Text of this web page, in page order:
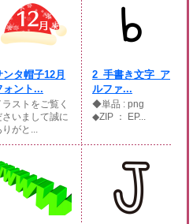
ンタ帽子12月
ォント...
ラストをご覧く
さいまして誠に
りがと...
2_手書き文字_ア
ルファ...
◆単品 : png
◆ZIP ： EP...